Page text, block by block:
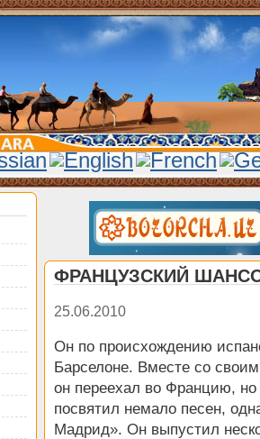
ФРАНЦУЗСКИЙ
25.06.2010
Он по происхождению
Барселоне. Вместе со
он переехал во Францию,
посвятил немало песен,
Мадрид». Он выпустил